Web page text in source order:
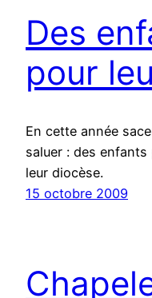
Des
pour
En cette année
saluer : des
leur diocèse.
15 octobre 2009